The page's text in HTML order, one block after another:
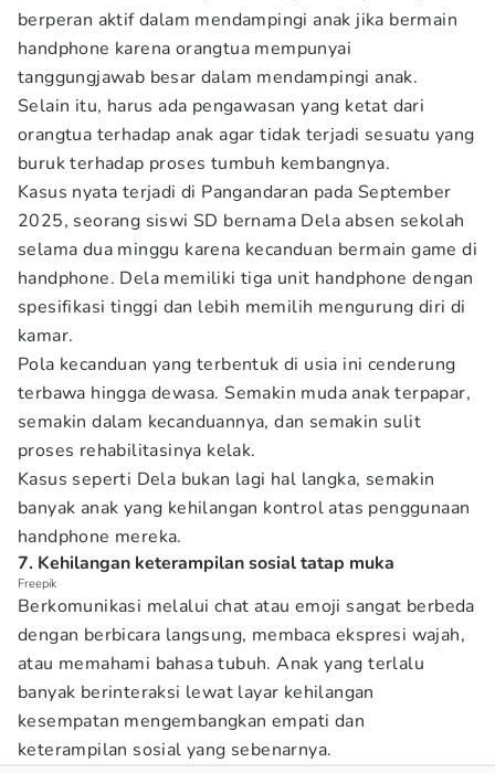
berperan aktif dalam mendampingi anak jika bermain
handphone karena orangtua mempunyai
tanggungjawab besar dalam mendampingi anak.
Selain itu, harus ada pengawasan yang ketat dari
orangtua terhadap anak agar tidak terjadi sesuatu yang
buruk terhadap proses tumbuh kembangnya.
Kasus nyata terjadi di Pangandaran pada September
2025, seorang siswi SD bernama Dela absen sekolah
selama dua minggu karena kecanduan bermain game di
handphone. Dela memiliki tiga unit handphone dengan
spesifikasi tinggi dan lebih memilih mengurung diri di
kamar.
Pola kecanduan yang terbentuk di usia ini cenderung
terbawa hingga dewasa. Semakin muda anak terpapar,
semakin dalam kecanduannya, dan semakin sulit
proses rehabilitasinya kelak.
Kasus seperti Dela bukan lagi hal langka, semakin
banyak anak yang kehilangan kontrol atas penggunaan
handphone mereka.
7. Kehilangan keterampilan sosial tatap muka
Freepik
Berkomunikasi melalui chat atau emoji sangat berbeda
dengan berbicara langsung, membaca ekspresi wajah,
atau memahami bahasa tubuh. Anak yang terlalu
banyak berinteraksi lewat layar kehilangan
kesempatan mengembangkan empati dan
keterampilan sosial yang sebenarnya.